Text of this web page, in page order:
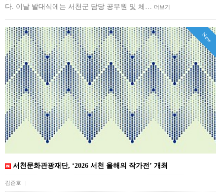
다. 이날 발대식에는 서천군 담당 공무원 및 체…
더보기
New
서천문화관광재단, ‘2026 서천 올해의 작가전’ 개최
김준호